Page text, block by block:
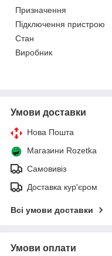
Призначення
Підключення пристрою
Стан
Виробник
Умови доставки
Нова Пошта
Магазини Rozetka
Самовивіз
Доставка кур'єром
Всі умови доставки
Умови оплати